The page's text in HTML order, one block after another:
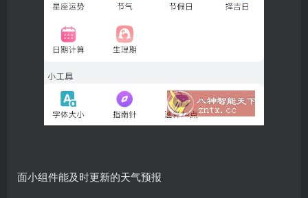
面小组件能及时更新的天气预报